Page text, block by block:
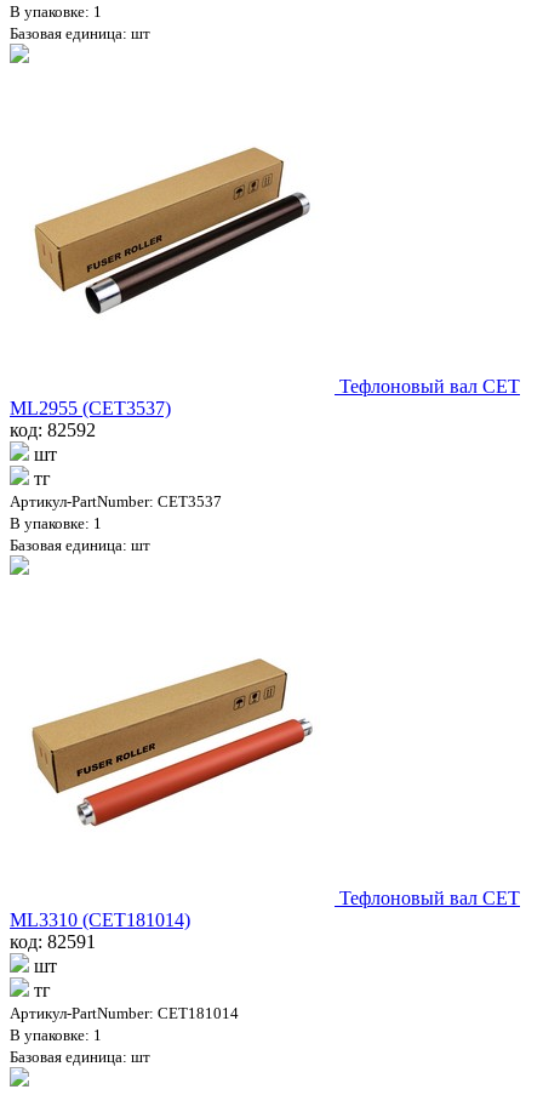
В упаковке: 1
Базовая единица: шт
Тефлоновый вал CET
ML2955 (CET3537)
код: 82592
шт
тг
Артикул-PartNumber: CET3537
В упаковке: 1
Базовая единица: шт
Тефлоновый вал CET
ML3310 (CET181014)
код: 82591
шт
тг
Артикул-PartNumber: CET181014
В упаковке: 1
Базовая единица: шт